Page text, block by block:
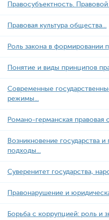
Правосубъектность.
Правовая культура общества...
Роль закона в формировании
Понятие и виды принципов
Современные
режимы...
Романо-германская правовая
Возникновение государства
подходы...
Суверенитет государства,
Правонарушение и
Борьба с коррупцией: роль и